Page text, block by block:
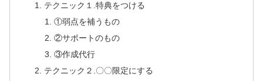
テクニック１.特典をつける
①弱点を補うもの
②サポートのもの
③作成代行
テクニック２.〇〇限定にする